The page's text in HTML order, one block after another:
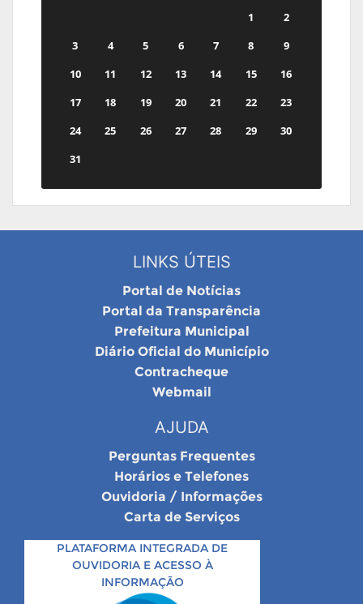
1
2
3
4 5 6 7 8
9
10
11 12 13 14 15
16
17
18 19 20 21 22
23
24
25 26 27 28 29
30
31
LINKS ÚTEIS
Portal de Notícias
Portal da Transparência
Prefeitura Municipal
Diário Oficial do Município
Contracheque
Webmail
AJUDA
Perguntas Frequentes
Horários e Telefones
Ouvidoria / Informações
Carta de Serviços
PLATAFORMA INTEGRADA DE
OUVIDORIA E ACESSO À
INFORMAÇÃO